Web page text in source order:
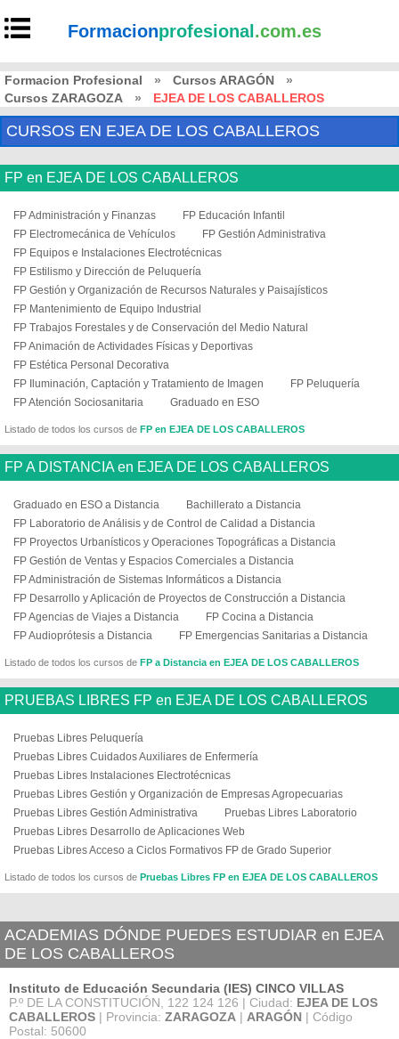
Formacionprofesional .com.es
Formacion Profesional » Cursos ARAGÓN
»
Cursos ZARAGOZA
» EJEA DE LOS CABALLEROS
CURSOS EN EJEA DE LOS CABALLEROS
FP en EJEA DE LOS CABALLEROS
FP Administración y Finanzas
FP Educación Infantil
FP Electromecánica de Vehículos
FP Gestión Administrativa
FP Equipos e Instalaciones Electrotécnicas
FP Estilismo y Dirección de Peluquería
FP Gestión y Organización de Recursos Naturales y Paisajísticos
FP Mantenimiento de Equipo Industrial
FP Trabajos Forestales y de Conservación del Medio Natural
FP Animación de Actividades Físicas y Deportivas
FP Estética Personal Decorativa
FP Iluminación, Captación y Tratamiento de Imagen
FP Peluquería
FP Atención Sociosanitaria
Graduado en ESO
Listado de todos los cursos de FP en EJEA DE LOS CABALLEROS
FP A DISTANCIA en EJEA DE LOS CABALLEROS
Graduado en ESO a Distancia
Bachillerato a Distancia
FP Laboratorio de Análisis y de Control de Calidad a Distancia
FP Proyectos Urbanísticos y Operaciones Topográficas a Distancia
FP Gestión de Ventas y Espacios Comerciales a Distancia
FP Administración de Sistemas Informáticos a Distancia
FP Desarrollo y Aplicación de Proyectos de Construcción a Distancia
FP Agencias de Viajes a Distancia
FP Cocina a Distancia
FP Audioprótesis a Distancia
FP Emergencias Sanitarias a Distancia
Listado de todos los cursos de FP a Distancia en EJEA DE LOS CABALLEROS
PRUEBAS LIBRES FP en EJEA DE LOS CABALLEROS
Pruebas Libres Peluquería
Pruebas Libres Cuidados Auxiliares de Enfermería
Pruebas Libres Instalaciones Electrotécnicas
Pruebas Libres Gestión y Organización de Empresas Agropecuarias
Pruebas Libres Gestión Administrativa
Pruebas Libres Laboratorio
Pruebas Libres Desarrollo de Aplicaciones Web
Pruebas Libres Acceso a Ciclos Formativos FP de Grado Superior
Listado de todos los cursos de Pruebas Libres FP en EJEA DE LOS CABALLEROS
ACADEMIAS DÓNDE PUEDES ESTUDIAR en EJEA
DE LOS CABALLEROS
Instituto de Educación Secundaria (IES) CINCO VILLAS
P.º DE LA CONSTITUCIÓN, 122 124 126 | Ciudad: EJEA DE LOS
CABALLEROS | Provincia: ZARAGOZA | ARAGÓN | Código
Postal: 50600